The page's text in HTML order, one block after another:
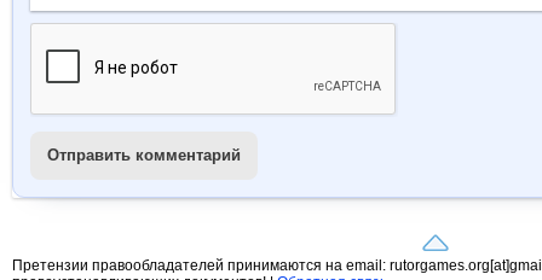
Отправить комментарий
Претензии правообладателей принимаются на email: